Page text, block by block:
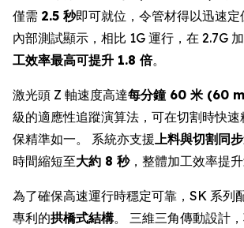
僅需 2.5 秒即可就位，令管材得以迅速定
內部測試顯示，相比 1G 運行，在 2.7G
工效率最高可提升 1.8 倍。
激光頭 Z 軸速度高達每分鐘 60 米 (60
級的適應性追蹤演算法，可在切割時快
保精準如一。 系統亦支援上料與切割同
時間縮短至大約 8 秒，整體加工效率提升
為了確保高速運行時穩定可靠，SK 系
專利的拱橋式結構。 三維三角傳動設計